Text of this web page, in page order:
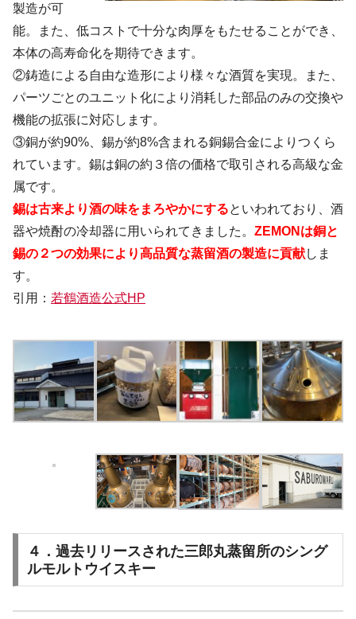
製造が可
能。また、低コストで十分な肉厚をもたせることができ、
本体の高寿命化を期待できます。
②鋳造による自由な造形により様々な酒質を実現。また、
パーツごとのユニット化により消耗した部品のみの交換や
機能の拡張に対応します。
③銅が約90%、錫が約8%含まれる銅錫合金によりつくら
れています。錫は銅の約３倍の価格で取引される高級な金
属です。
錫は古来より酒の味をまろやかにするといわれており、酒
器や焼酎の冷却器に用いられてきました。 ZEMONは銅と
錫の２つの効果により高品質な蒸留酒の製造に貢献しま
す。
引用： 若鶴酒造公式HP
４．過去リリースされた三郎丸蒸留所のシング
ルモルトウイスキー